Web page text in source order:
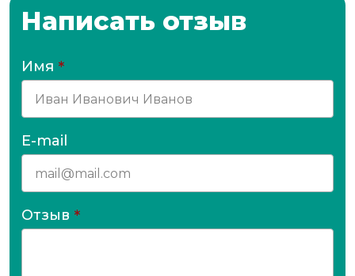
Написать отзыв
Имя *
E-mail
Отзыв *